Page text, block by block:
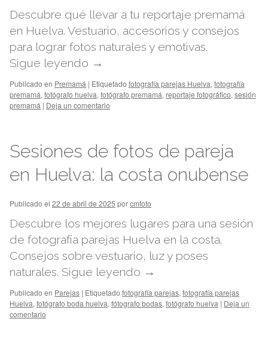
Descubre qué llevar a tu reportaje premamá
en Huelva. Vestuario, accesorios y consejos
para lograr fotos naturales y emotivas.
Sigue leyendo →
Publicado en Premamá | Etiquetado fotografía parejas Huelva, fotografía
premamá, fotógrafo huelva, fotógrafo premamá, reportaje fotográfico, sesión
premamá | Deja un comentario
Sesiones de fotos de pareja
en Huelva: la costa onubense
Publicado el 22 de abril de 2025 porcmfoto
Descubre los mejores lugares para una sesión
de fotografía parejas Huelva en la costa.
Consejos sobre vestuario, luz y poses
naturales. Sigue leyendo →
Publicado en Parejas | Etiquetado fotografía parejas, fotografía parejas
Huelva, fotógrafo boda huelva, fótografo bodas, fotógrafo huelva | Deja un
comentario